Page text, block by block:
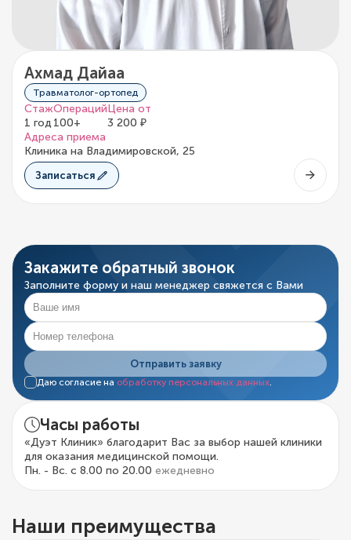
Ахмад Дайаа
Травматолог-ортопед
Стаж
1 год
Операций
100+
Цена от
3 200 ₽
Адреса приема
Клиника на Владимировской, 25
Записаться
Закажите обратный звонок
Заполните форму и наш менеджер свяжется с Вами
Отправить заявку
Даю согласие на обработку персональных данных.
Часы работы
«Дуэт Клиник» благодарит Вас за выбор нашей клиники
для оказания медицинской помощи.
Пн. - Вс. с 8.00 по 20.00 ежедневно
Наши преимущества